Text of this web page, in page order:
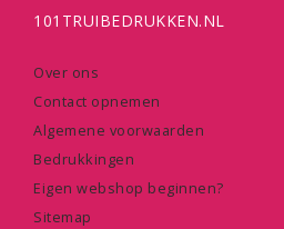
101TRUIBEDRUKKEN.NL
Over ons
Contact opnemen
Algemene voorwaarden
Bedrukkingen
Eigen webshop beginnen?
Sitemap